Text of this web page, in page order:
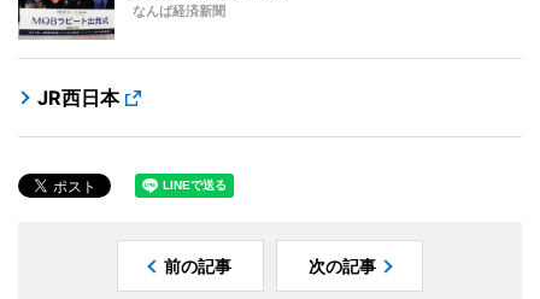
なんば経済新聞
JR西日本
前の記事 次の記事